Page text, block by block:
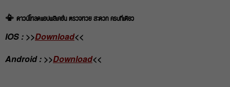
📳 ดาวน์โหลดแอปพลิเคชั่น ตรวจหวย สะดวก ครบที่เดียว
IOS : >>Download<<
Android : >>Download<<